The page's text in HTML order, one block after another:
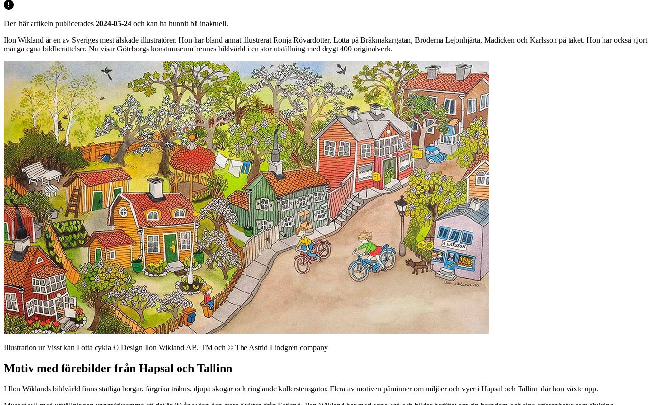
Den här artikeln publicerades 2024-05-24 och kan ha hunnit bli inaktuell.
Ilon Wikland är en av Sveriges mest älskade illustratörer. Hon har bland annat illustrerat Ronja Rövardotter, Lotta på Bråkmakargatan, Bröderna Lejonhjärta, Madicken och Karlsson på taket. Hon har också gjort
många egna bildberättelser. Nu visar Göteborgs konstmuseum hennes bildvärld i en stor utställning med drygt 400 originalverk.
Illustration ur Visst kan Lotta cykla © Design Ilon Wikland AB. TM och © The Astrid Lindgren company
Motiv med förebilder från Hapsal och Tallinn
I Ilon Wiklands bildvärld finns ståtliga borgar, färgrika trähus, djupa skogar och ringlande kullerstensgator. Flera av motiven påminner om miljöer och vyer i Hapsal och Tallinn där hon växte upp.